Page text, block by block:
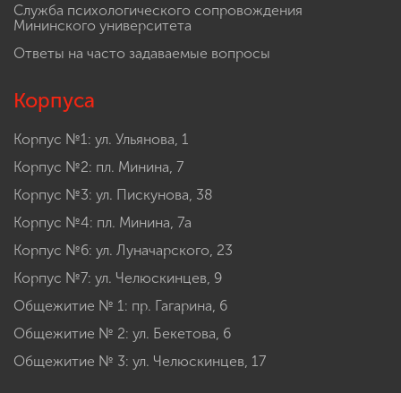
Служба психологического сопровождения
Мининского университета
Ответы на часто задаваемые вопросы
Корпуса
Корпус №1: ул. Ульянова, 1
Корпус №2: пл. Минина, 7
Корпус №3: ул. Пискунова, 38
Корпус №4: пл. Минина, 7а
Корпус №6: ул. Луначарского, 23
Корпус №7: ул. Челюскинцев, 9
Общежитие № 1: пр. Гагарина, 6
Общежитие № 2: ул. Бекетова, 6
Общежитие № 3: ул. Челюскинцев, 17